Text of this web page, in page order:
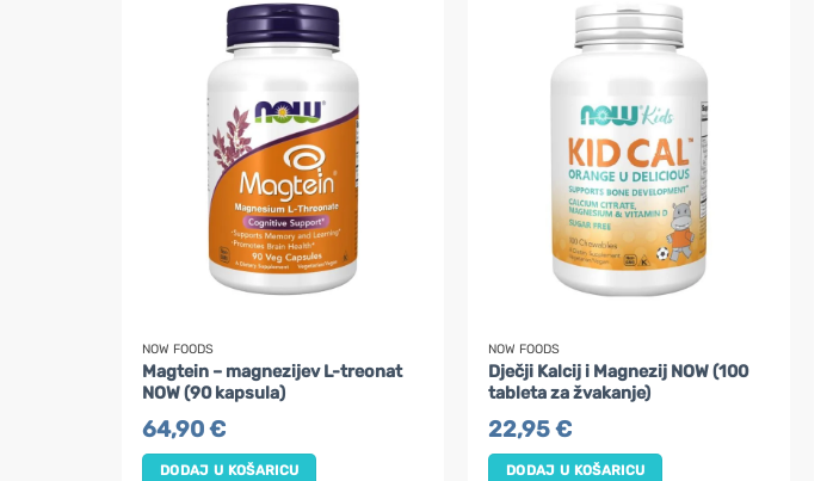
NOW FOODS
Magtein – magnezijev L-treonat
NOW (90 kapsula)
64,90€
DODAJ U KOŠARICU
NOW FOODS
Dječji Kalcij i Magnezij NOW (100
tableta za žvakanje)
22,95€
DODAJ U KOŠARICU